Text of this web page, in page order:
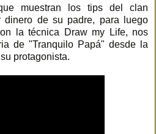
muestran los tips del clan
dinero de su padre, para luego
la técnica Draw my Life, nos
de "Tranquilo Papá" desde la
protagonista.